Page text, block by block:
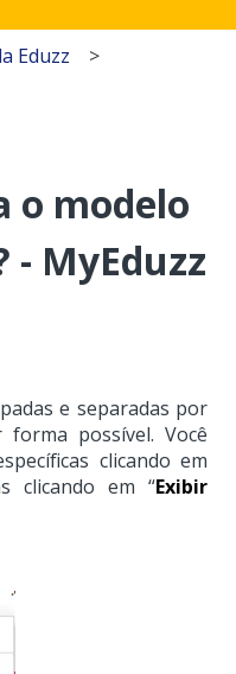
Eduzz
o modelo
- MyEduzz
e separadas por
possível. Você
clicando em
clicando em “Exibir